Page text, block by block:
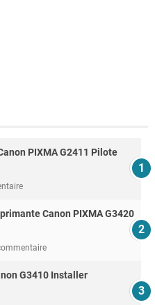
PIXMA G2411 Pilote
Canon PIXMA G3420
G3410 Installer